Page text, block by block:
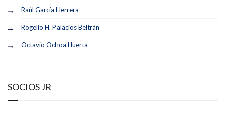
Raúl García Herrera
Rogelio H. Palacios Beltrán
Octavio Ochoa Huerta
SOCIOS JR